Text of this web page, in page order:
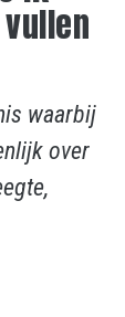
waarbij
over